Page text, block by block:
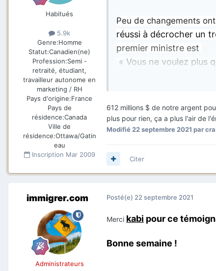
Habitués
5.9k
Genre:Homme
Statut:Canadien(ne)
Profession:Semi -
retraité, étudiant,
travailleur autonome en
marketing / RH
Pays d'origine:France
Pays de
résidence:Canada
Ville de
résidence:Ottawa/Gatin
eau
Inscription Mar 2009
Peu de changements
réussi à décrocher un
premier ministre est
« Vous ne voulez plus
612 millions $ de notre argent
plus pour rien, ça a plus l'air de
Modifié 22 septembre 2021 par
Citer
immigrer.com
Administrateurs
Posté(e) 22 septembre 2021
Merci kabi pour ce
Bonne semaine !